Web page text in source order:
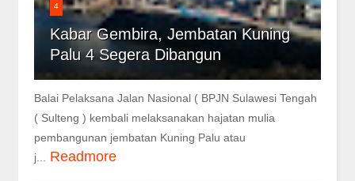
4
Kabar Gembira, Jembatan Kuning
Palu 4 Segera Dibangun
Balai Pelaksana Jalan Nasional ( BPJN Sulawesi Tengah
( Sulteng ) kembali melaksanakan hajatan mulia
pembangunan jembatan Kuning Palu atau
j...
Readmore